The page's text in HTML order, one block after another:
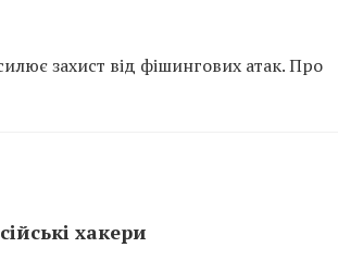
захист від фішингових атак. Про
хакери